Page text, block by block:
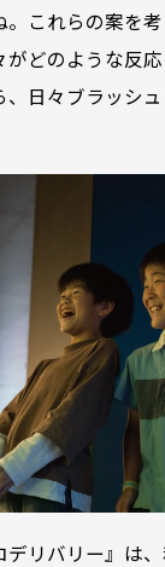
これらの案を
どのような反
、日々ブラッシ
リバリー』は